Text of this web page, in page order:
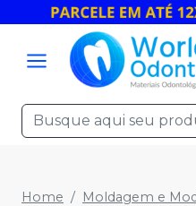
Home
Moldagem e